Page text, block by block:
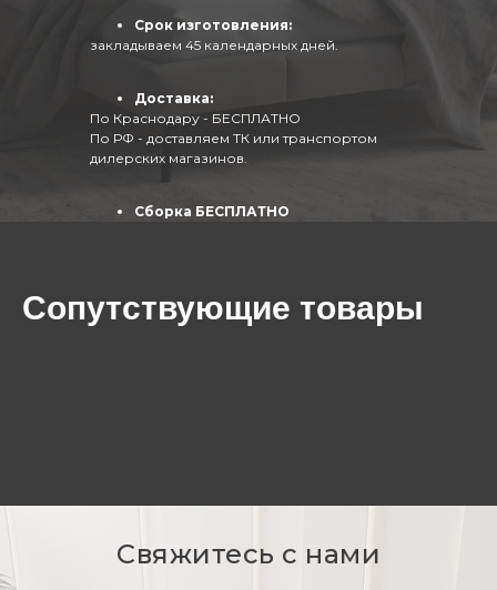
Срок изготовления:
закладываем 45 календарных дней.
Доставка:
По Краснодару - БЕСПЛАТНО
По РФ - доставляем ТК или транспортом
дилерских магазинов.
Сборка БЕСПЛАТНО
Сопутствующие товары
Свяжитесь с нами